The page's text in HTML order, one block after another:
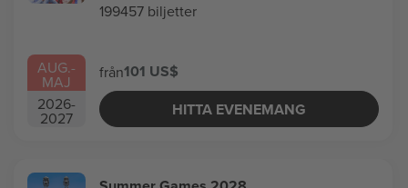
AUG.-
MAJ
2026-
2027
199457 biljetter
från101 US$
HITTA EVENEMANG